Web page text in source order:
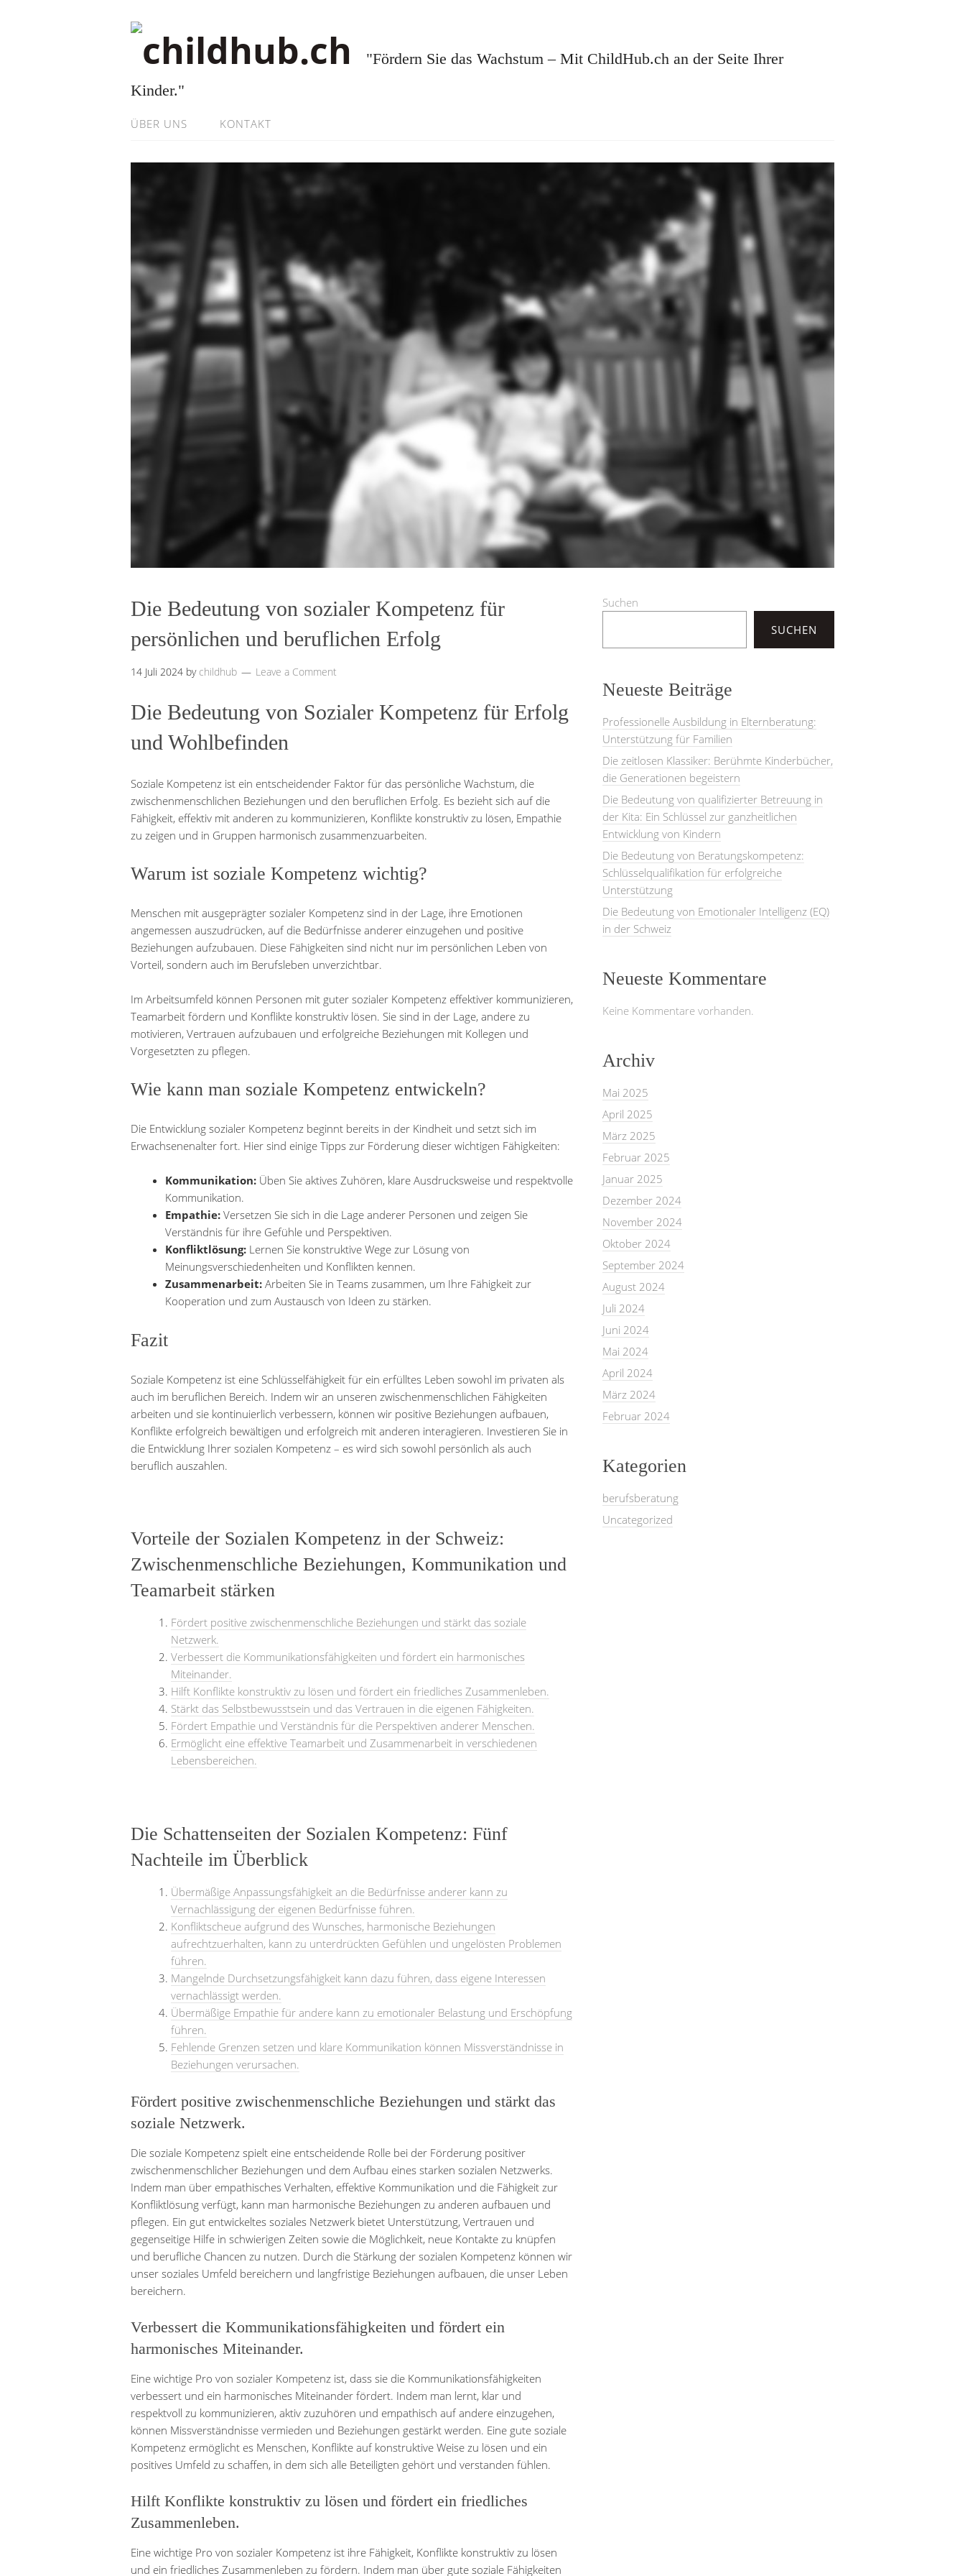
"Fördern Sie das Wachstum – Mit ChildHub.ch an der Seite Ihrer
Kinder."
ÜBER UNS KONTAKT
Die Bedeutung von sozialer Kompetenz für
persönlichen und beruflichen Erfolg
14 Juli 2024 by childhub Leave a Comment
Die Bedeutung von Sozialer Kompetenz für Erfolg
und Wohlbefinden
Soziale Kompetenz ist ein entscheidender Faktor für das persönliche Wachstum, die
zwischenmenschlichen Beziehungen und den beruflichen Erfolg. Es bezieht sich auf die
Fähigkeit, effektiv mit anderen zu kommunizieren, Konflikte konstruktiv zu lösen, Empathie
zu zeigen und in Gruppen harmonisch zusammenzuarbeiten.
Warum ist soziale Kompetenz wichtig?
Menschen mit ausgeprägter sozialer Kompetenz sind in der Lage, ihre Emotionen
angemessen auszudrücken, auf die Bedürfnisse anderer einzugehen und positive
Beziehungen aufzubauen. Diese Fähigkeiten sind nicht nur im persönlichen Leben von
Vorteil, sondern auch im Berufsleben unverzichtbar.
Im Arbeitsumfeld können Personen mit guter sozialer Kompetenz effektiver kommunizieren,
Teamarbeit fördern und Konflikte konstruktiv lösen. Sie sind in der Lage, andere zu
motivieren, Vertrauen aufzubauen und erfolgreiche Beziehungen mit Kollegen und
Vorgesetzten zu pflegen.
Wie kann man soziale Kompetenz entwickeln?
Die Entwicklung sozialer Kompetenz beginnt bereits in der Kindheit und setzt sich im
Erwachsenenalter fort. Hier sind einige Tipps zur Förderung dieser wichtigen Fähigkeiten:
Kommunikation: Üben Sie aktives Zuhören, klare Ausdrucksweise und respektvolle
Kommunikation.
Empathie: Versetzen Sie sich in die Lage anderer Personen und zeigen Sie
Verständnis für ihre Gefühle und Perspektiven.
Konfliktlösung: Lernen Sie konstruktive Wege zur Lösung von
Meinungsverschiedenheiten und Konflikten kennen.
Zusammenarbeit: Arbeiten Sie in Teams zusammen, um Ihre Fähigkeit zur
Kooperation und zum Austausch von Ideen zu stärken.
Fazit
Soziale Kompetenz ist eine Schlüsselfähigkeit für ein erfülltes Leben sowohl im privaten als
auch im beruflichen Bereich. Indem wir an unseren zwischenmenschlichen Fähigkeiten
arbeiten und sie kontinuierlich verbessern, können wir positive Beziehungen aufbauen,
Konflikte erfolgreich bewältigen und erfolgreich mit anderen interagieren. Investieren Sie in
die Entwicklung Ihrer sozialen Kompetenz – es wird sich sowohl persönlich als auch
beruflich auszahlen.
Vorteile der Sozialen Kompetenz in der Schweiz:
Zwischenmenschliche Beziehungen, Kommunikation und
Teamarbeit stärken
Fördert positive zwischenmenschliche Beziehungen und stärkt das soziale
Netzwerk.
Verbessert die Kommunikationsfähigkeiten und fördert ein harmonisches
Miteinander.
Hilft Konflikte konstruktiv zu lösen und fördert ein friedliches Zusammenleben.
Stärkt das Selbstbewusstsein und das Vertrauen in die eigenen Fähigkeiten.
Fördert Empathie und Verständnis für die Perspektiven anderer Menschen.
Ermöglicht eine effektive Teamarbeit und Zusammenarbeit in verschiedenen
Lebensbereichen.
Die Schattenseiten der Sozialen Kompetenz: Fünf
Nachteile im Überblick
Übermäßige Anpassungsfähigkeit an die Bedürfnisse anderer kann zu
Vernachlässigung der eigenen Bedürfnisse führen.
Konfliktscheue aufgrund des Wunsches, harmonische Beziehungen
aufrechtzuerhalten, kann zu unterdrückten Gefühlen und ungelösten Problemen
führen.
Mangelnde Durchsetzungsfähigkeit kann dazu führen, dass eigene Interessen
vernachlässigt werden.
Übermäßige Empathie für andere kann zu emotionaler Belastung und Erschöpfung
führen.
Fehlende Grenzen setzen und klare Kommunikation können Missverständnisse in
Beziehungen verursachen.
Fördert positive zwischenmenschliche Beziehungen und stärkt das
soziale Netzwerk.
Die soziale Kompetenz spielt eine entscheidende Rolle bei der Förderung positiver
zwischenmenschlicher Beziehungen und dem Aufbau eines starken sozialen Netzwerks.
Indem man über empathisches Verhalten, effektive Kommunikation und die Fähigkeit zur
Konfliktlösung verfügt, kann man harmonische Beziehungen zu anderen aufbauen und
pflegen. Ein gut entwickeltes soziales Netzwerk bietet Unterstützung, Vertrauen und
gegenseitige Hilfe in schwierigen Zeiten sowie die Möglichkeit, neue Kontakte zu knüpfen
und berufliche Chancen zu nutzen. Durch die Stärkung der sozialen Kompetenz können wir
unser soziales Umfeld bereichern und langfristige Beziehungen aufbauen, die unser Leben
bereichern.
Verbessert die Kommunikationsfähigkeiten und fördert ein
harmonisches Miteinander.
Eine wichtige Pro von sozialer Kompetenz ist, dass sie die Kommunikationsfähigkeiten
verbessert und ein harmonisches Miteinander fördert. Indem man lernt, klar und
respektvoll zu kommunizieren, aktiv zuzuhören und empathisch auf andere einzugehen,
können Missverständnisse vermieden und Beziehungen gestärkt werden. Eine gute soziale
Kompetenz ermöglicht es Menschen, Konflikte auf konstruktive Weise zu lösen und ein
positives Umfeld zu schaffen, in dem sich alle Beteiligten gehört und verstanden fühlen.
Hilft Konflikte konstruktiv zu lösen und fördert ein friedliches
Zusammenleben.
Eine wichtige Pro von sozialer Kompetenz ist ihre Fähigkeit, Konflikte konstruktiv zu lösen
und ein friedliches Zusammenleben zu fördern. Indem man über gute soziale Fähigkeiten
Suchen
SUCHEN
Neueste Beiträge
Professionelle Ausbildung in Elternberatung:
Unterstützung für Familien
Die zeitlosen Klassiker: Berühmte Kinderbücher,
die Generationen begeistern
Die Bedeutung von qualifizierter Betreuung in
der Kita: Ein Schlüssel zur ganzheitlichen
Entwicklung von Kindern
Die Bedeutung von Beratungskompetenz:
Schlüsselqualifikation für erfolgreiche
Unterstützung
Die Bedeutung von Emotionaler Intelligenz (EQ)
in der Schweiz
Neueste Kommentare
Keine Kommentare vorhanden.
Archiv
Mai 2025
April 2025
März 2025
Februar 2025
Januar 2025
Dezember 2024
November 2024
Oktober 2024
September 2024
August 2024
Juli 2024
Juni 2024
Mai 2024
April 2024
März 2024
Februar 2024
Kategorien
berufsberatung
Uncategorized